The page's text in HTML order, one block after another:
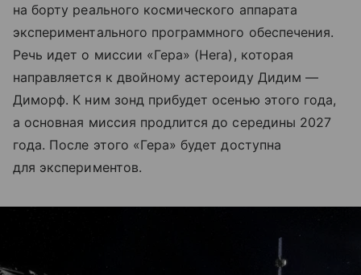
на борту реального космического аппарата
экспериментального программного обеспечения.
Речь идет о миссии «Гера» (Hera), которая
направляется к двойному астероиду Дидим —
Диморф. К ним зонд прибудет осенью этого года,
а основная миссия продлится до середины 2027
года. После этого «Гера» будет доступна
для экспериментов.